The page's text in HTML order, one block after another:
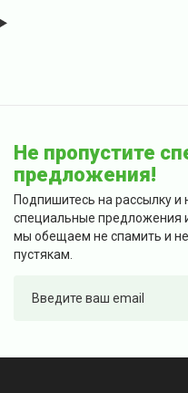
Не пропустите
предложения!
Подпишитесь на рассылку и
специальные предложения
мы обещаем не спамить и не
пустякам.